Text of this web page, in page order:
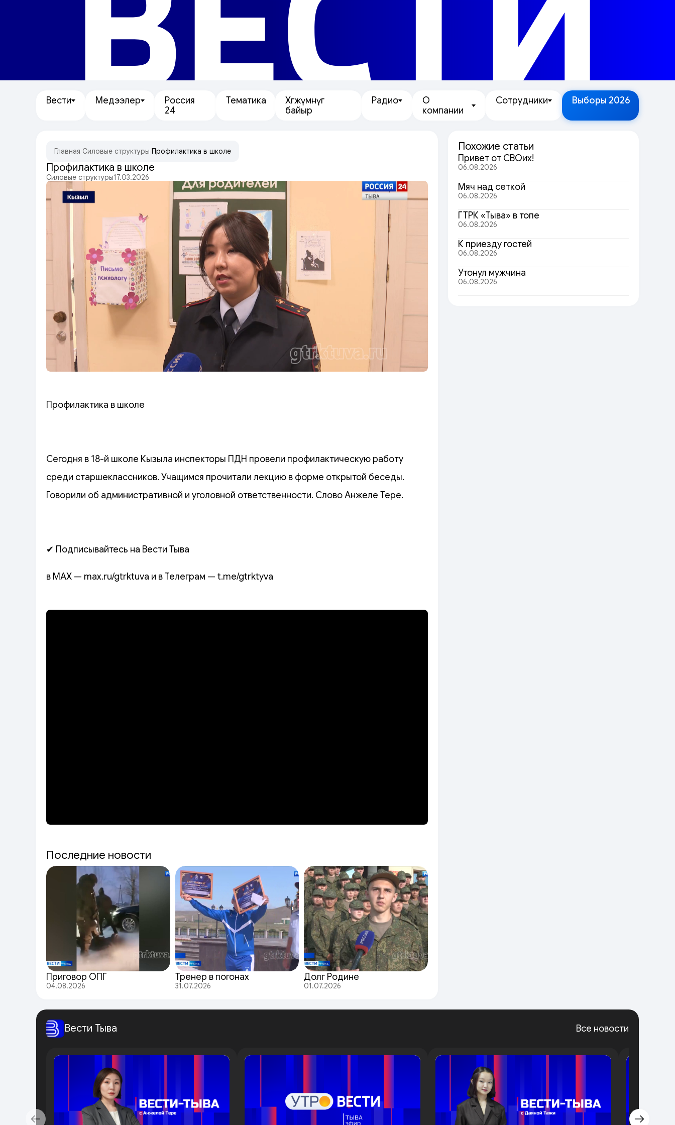
ВЕСТИ
Вести Медээлер
Россия
24
Тематика
Хөгжүмнүг
байыр
Радио
О
компании
Сотрудники Выборы 2026
Главная Силовые структуры Профилактика в школе
Профилактика в школе
Силовые структуры17.03.2026
Профилактика в школе
Сегодня в 18-й школе Кызыла инспекторы ПДН провели профилактическую работу
среди старшеклассников. Учащимся прочитали лекцию в форме открытой беседы.
Говорили об административной и уголовной ответственности. Слово Анжеле Тере.
✔ Подписывайтесь на Вести Тыва
в MAX — max.ru/gtrktuva и в Телеграм — t.me/gtrktyva
Последние новости
Приговор ОПГ
04.08.2026
Тренер в погонах
31.07.2026
Долг Родине
01.07.2026
Похожие статьи
Привет от СВОих!
06.08.2026
Мяч над сеткой
06.08.2026
ГТРК «Тыва» в топе
06.08.2026
К приезду гостей
06.08.2026
Утонул мужчина
06.08.2026
Вести Тыва Все новости